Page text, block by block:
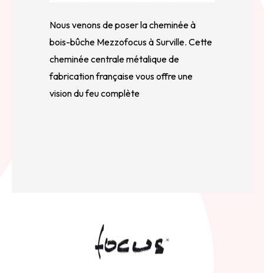
Nous venons de poser la cheminée à
bois-bûche Mezzofocus à Surville. Cette
cheminée centrale métalique de
fabrication française vous offre une
vision du feu complète